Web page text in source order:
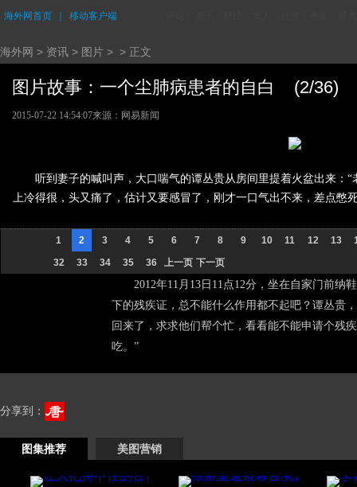
海外网首页 移动客户端
海外网 > 资讯 > 图片 > > 正文
图片故事：一个尘肺病患者的自白 (2/36)
2015-07-22 14:54:07来源： 网易新闻
听到妻子的喊叫声，大口喘气的谭丛贵从房间里提着火盆出来：
上冷得很，头又痛了，估计又要感冒了，刚才一口气出不来，差点憋
1 2 3 4 5 6 7 8 9 10 11 12 13
32
33 34 35 36 上一页 下一页
2012年11月13日11点12分，坐在自家门前纳
下的残疾证，总不能什么作用都不起吧？谭丛贵
回来了，求求他们帮个忙，看看能不能申请个残
吃。”
分享到：
图集推荐 美图营销